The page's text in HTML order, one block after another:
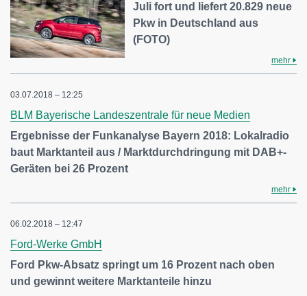
Juli fort und liefert 20.829 neue
Pkw in Deutschland aus
(FOTO)
mehr
03.07.2018 – 12:25
BLM Bayerische Landeszentrale für neue Medien
Ergebnisse der Funkanalyse Bayern 2018: Lokalradio
baut Marktanteil aus / Marktdurchdringung mit DAB+-
Geräten bei 26 Prozent
mehr
06.02.2018 – 12:47
Ford-Werke GmbH
Ford Pkw-Absatz springt um 16 Prozent nach oben
und gewinnt weitere Marktanteile hinzu